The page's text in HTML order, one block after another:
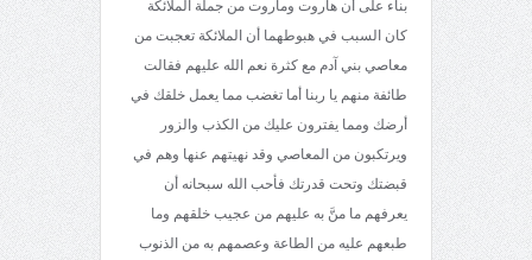
بناء على أن هاروت وماروت من جملة الملائكة
كان السبب في هبوطهما أن الملائكة تعجبت من
معاصي بني آدم مع كثرة نعم الله عليهم فقالت
طائفة منهم يا ربنا أما تغضب مما يعمل خلقك في
أرضك ومما يفترون عليك من الكذب والزور
ويرتكبون من المعاصي وقد نهيتهم عنها وهم في
قبضتك وتحت قدرتك فأحب الله سبحانه أن
يعرفهم ما منَّ به عليهم من عجيب خلقهم وما
طبعهم عليه من الطاعة وعصمهم به من الذنوب